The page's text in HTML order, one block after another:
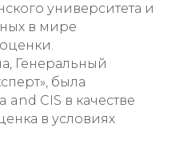
университета и
в мире
Генеральный
была
and CIS в качестве
в условиях